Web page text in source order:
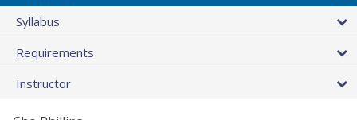
Syllabus
Requirements
Instructor